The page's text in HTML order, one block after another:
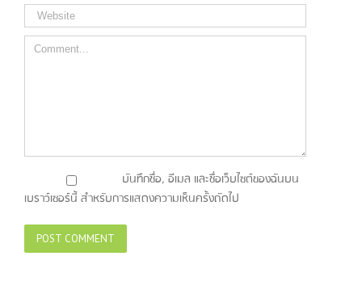
Comment
บันทึกชื่อ, อีเมล และชื่อเว็บไซต์ของฉันบน
เบราว์เซอร์นี้ สำหรับการแสดงความเห็นครั้งถัดไป